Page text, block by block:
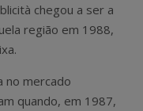
chegou a ser a
região em 1988,
no mercado
quando, em 1987,